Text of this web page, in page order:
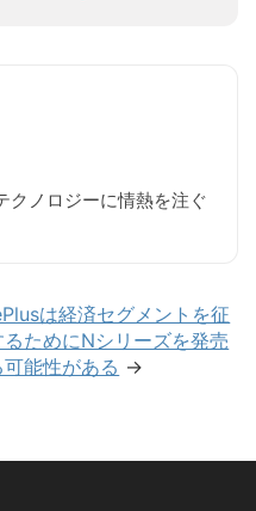
クノロジーに情熱を注ぐ
は経済セグメントを征
るためにNシリーズを発売
能性がある →